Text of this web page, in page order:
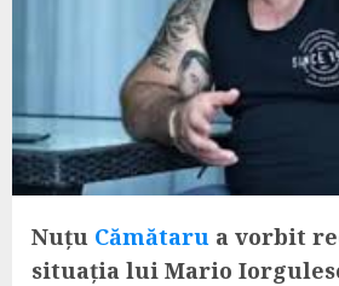
Nuțu Cămătaru a vorbit
situația lui Mario